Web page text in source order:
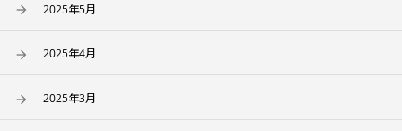
2025年5月
2025年4月
2025年3月